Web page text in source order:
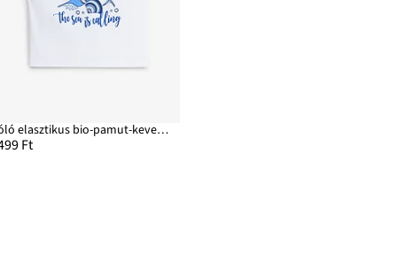
Póló elasztikus bio-pamut-keverékből
Ft